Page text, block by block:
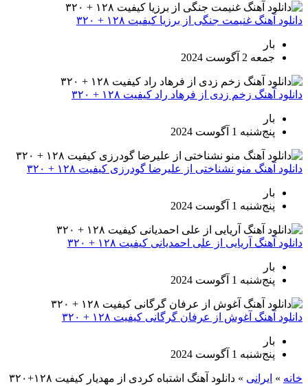
آهنگ غنیمت جنگی از برزیا کیفیت ۱۲۸ + ۳۲۰
بار
جمعه 2 آگوست 2024
آهنگ زخم زدی از فرهاد راد کیفیت ۱۲۸ + ۳۲۰
بار
پنج‌شنبه 1 آگوست 2024
آهنگ منو نشناختی از علیرضا گودرزی کیفیت ۱۲۸ + ۳۲۰
بار
پنج‌شنبه 1 آگوست 2024
آهنگ آریایی از علی احمدیانی کیفیت ۱۲۸ + ۳۲۰
بار
پنج‌شنبه 1 آگوست 2024
آهنگ آغوش از عرفان گرگانی کیفیت ۱۲۸ + ۳۲۰
بار
پنج‌شنبه 1 آگوست 2024
»ایرانی»دانلود آهنگ اشتباه کردی از مهدیار کیفیت ۱۲۸+۳۲۰